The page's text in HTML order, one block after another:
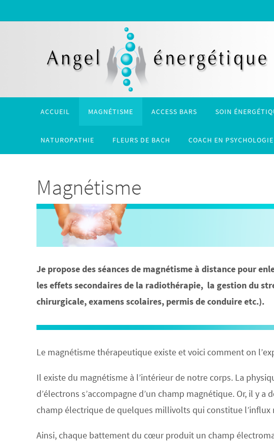
vers
ACCUEIL MAGNÉTISME ACCESS BARS SOIN
NATUROPATHIE FLEURS DE BACH COACH EN
Magnétisme
Je propose des séances de magnétisme à distance pour
les effets secondaires de la radiothérapie, la gestion du
chirurgicale, examens scolaires, permis de conduire etc.).
Le magnétisme thérapeutique existe et voici comment on
Il existe du magnétisme à l’intérieur de notre corps. La
d’électrons s’accompagne d’un champ magnétique. Or, il y a
champ électrique de quelques millivolts qui constitue l’influx
Ainsi, chaque battement du cœur produit un champ